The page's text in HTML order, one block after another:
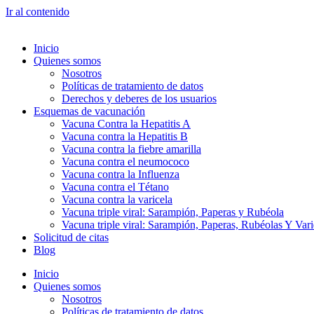
Ir al contenido
Inicio
Quienes somos
Nosotros
Políticas de tratamiento de datos
Derechos y deberes de los usuarios
Esquemas de vacunación
Vacuna Contra la Hepatitis A
Vacuna contra la Hepatitis B
Vacuna contra la fiebre amarilla
Vacuna contra el neumococo
Vacuna contra la Influenza
Vacuna contra el Tétano
Vacuna contra la varicela
Vacuna triple viral: Sarampión, Paperas y Rubéola
Vacuna triple viral: Sarampión, Paperas, Rubéolas Y
Solicitud de citas
Blog
Inicio
Quienes somos
Nosotros
Políticas de tratamiento de datos